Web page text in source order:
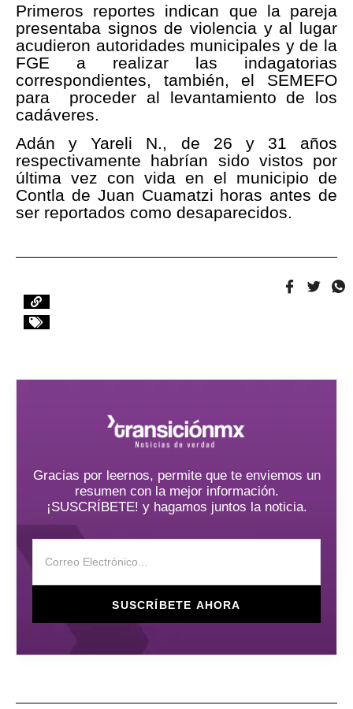
Primeros reportes indican que la pareja
presentaba signos de violencia y al lugar
acudieron autoridades municipales y de la
FGE a realizar las indagatorias
correspondientes, también, el SEMEFO
para proceder al levantamiento de los
cadáveres.
Adán y Yareli N., de 26 y 31 años
respectivamente habrían sido vistos por
última vez con vida en el municipio de
Contla de Juan Cuamatzi horas antes de
ser reportados como desaparecidos.
Gracias por leernos, permite que te enviemos un
resumen con la mejor información.
¡SUSCRÍBETE! y hagamos juntos la noticia.
SUSCRÍBETE AHORA